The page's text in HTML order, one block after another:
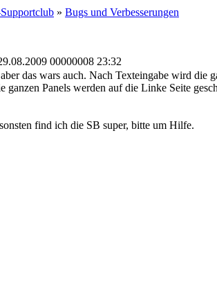
» Bugs und Verbesserungen
00000008 23:32
das wars auch. Nach Texteingabe wird die
ganzen Panels werden auf die Linke Seite
find ich die SB super, bitte um Hilfe.